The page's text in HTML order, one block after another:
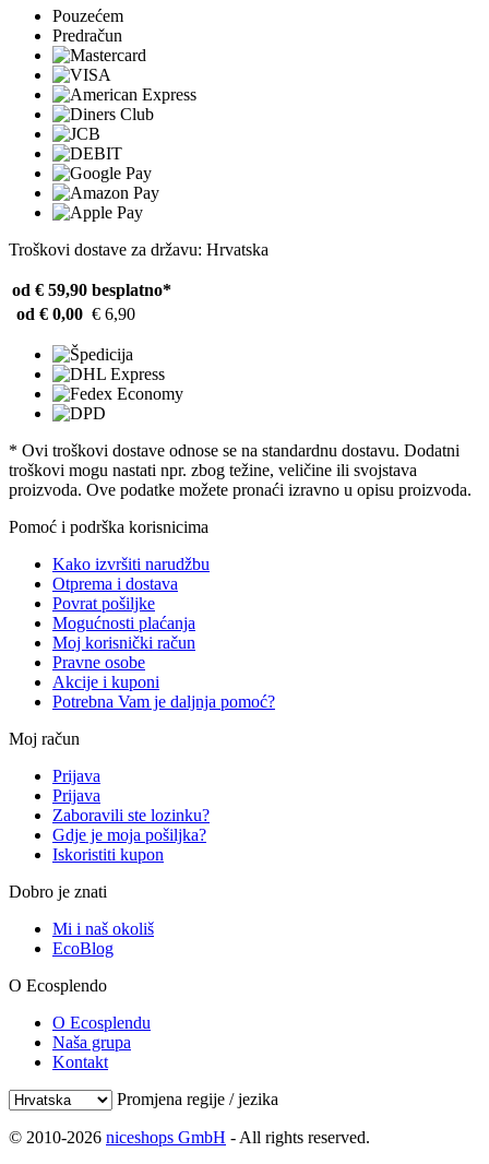
Pouzećem
Predračun
Troškovi dostave za državu: Hrvatska
od € 59,90 besplatno*
od € 0,00 € 6,90
* Ovi troškovi dostave odnose se na standardnu ​​dostavu. Dodatni
troškovi mogu nastati npr. zbog težine, veličine ili svojstava
proizvoda. Ove podatke možete pronaći izravno u opisu proizvoda.
Pomoć i podrška korisnicima
Kako izvršiti narudžbu
Otprema i dostava
Povrat pošiljke
Mogućnosti plaćanja
Moj korisnički račun
Pravne osobe
Akcije i kuponi
Potrebna Vam je daljnja pomoć?
Moj račun
Prijava
Prijava
Zaboravili ste lozinku?
Gdje je moja pošiljka?
Iskoristiti kupon
Dobro je znati
Mi i naš okoliš
EcoBlog
O Ecosplendo
O Ecosplendu
Naša grupa
Kontakt
Promjena regije / jezika
© 2010-2026 niceshops GmbH - All rights reserved.